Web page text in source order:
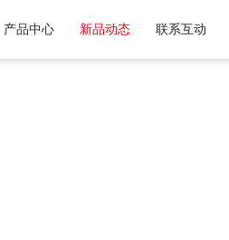
产品中心 新品动态 联系互动